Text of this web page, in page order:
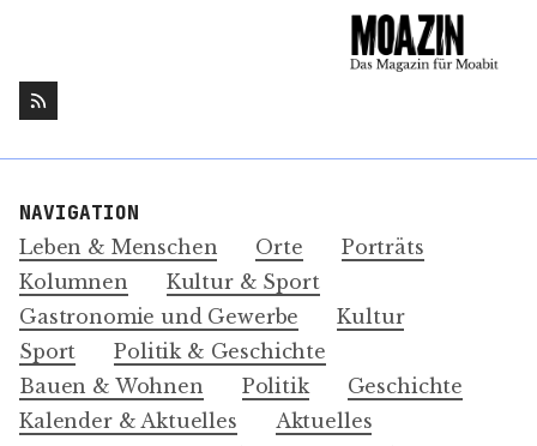
NAVIGATION
Leben & Menschen Orte
Porträts
Kolumnen
Kultur & Sport
Gastronomie und Gewerbe
Kultur
Sport
Politik & Geschichte
Bauen & Wohnen
Politik
Geschichte
Kalender & Aktuelles
Aktuelles